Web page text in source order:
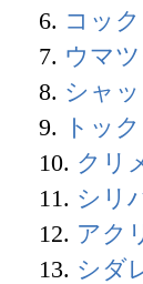
6. コッ
7. ウマ
8. シャ
9.
トッ
10. クリ
11. シリ
12. アク
13. シダ